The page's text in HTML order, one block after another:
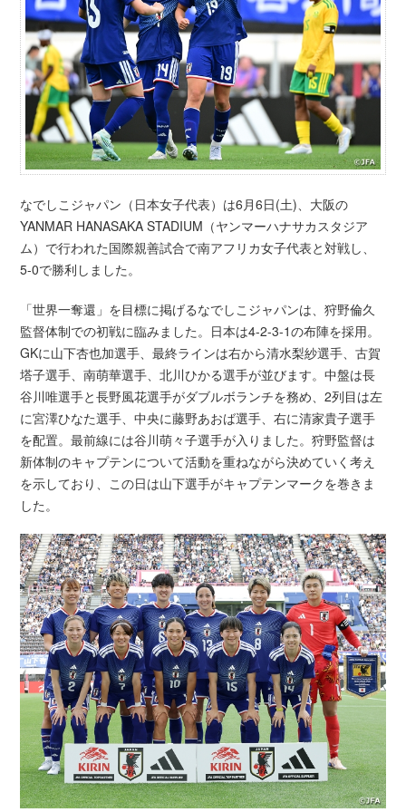
なでしこジャパン（日本女子代表）は6月6日(土)、大阪の
YANMAR HANASAKA STADIUM（ヤンマーハナサカスタジア
ム）で行われた国際親善試合で南アフリカ女子代表と対戦し、
5-0で勝利しました。
「世界一奪還」を目標に掲げるなでしこジャパンは、狩野倫久
監督体制での初戦に臨みました。日本は4-2-3-1の布陣を採用。
GKに山下杏也加選手、最終ラインは右から清水梨紗選手、古賀
塔子選手、南萌華選手、北川ひかる選手が並びます。中盤は長
谷川唯選手と長野風花選手がダブルボランチを務め、2列目は左
に宮澤ひなた選手、中央に藤野あおば選手、右に清家貴子選手
を配置。最前線には谷川萌々子選手が入りました。狩野監督は
新体制のキャプテンについて活動を重ねながら決めていく考え
を示しており、この日は山下選手がキャプテンマークを巻きま
した。